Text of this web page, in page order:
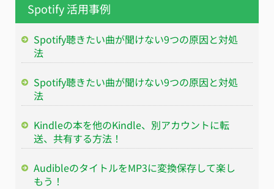
Spotify 活用事例
Spotify聴きたい曲が聞けない9つの原因と対処
法
Spotify聴きたい曲が聞けない9つの原因と対処
法
Kindleの本を他のKindle、別アカウントに転
送、共有する方法！
AudibleのタイトルをMP3に変換保存して楽し
もう！